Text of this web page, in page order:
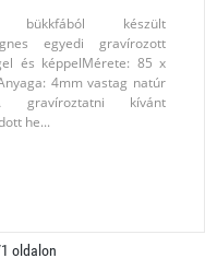
bükkfából készült
egyedi gravírozott
és képpelMérete: 85 x
4mm vastag natúr
gravíroztatni kívánt
he...
oldalon